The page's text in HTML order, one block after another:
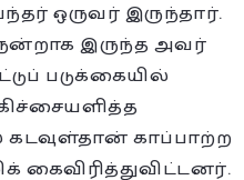
ஒருவர் இருந்தார்.
இருந்த அவர்
படுக்கையில்
கடவுள்தான் காப்பாற்ற
கைவிரித்துவிட்டனர்.